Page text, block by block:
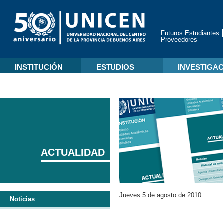
Futuros Estudiantes
Proveedores
INSTITUCIÓN ESTUDIOS
Jueves 5 de agosto de 2010
ACTUALIDAD
Noticias